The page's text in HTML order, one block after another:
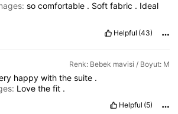
so comfortable . Soft fabric . Ideal
Helpful (43)
Renk: Bebek mavisi / Boyut: M
happywiththesuite .
Lovethefit .
Helpful (5)